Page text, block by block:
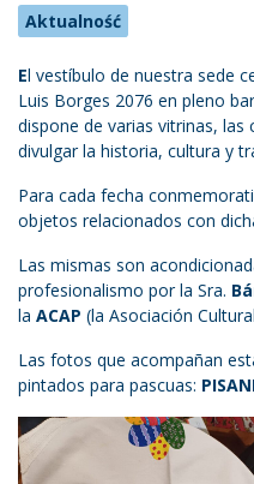
Aktualność
El vestíbulo de nuestra sede
Luis Borges 2076 en pleno
dispone de varias vitrinas, las
divulgar la historia, cultura y
Para cada fecha
objetos relacionados con
Las mismas son
profesionalismo por la Sra.
la ACAP (la Asociación
Las fotos que acompañan
pintados para pascuas: